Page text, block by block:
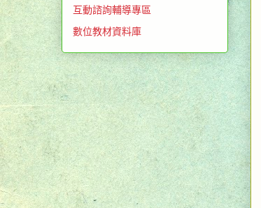
互動諮詢輔導專區
數位教材資料庫